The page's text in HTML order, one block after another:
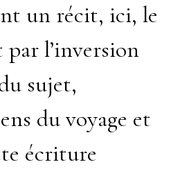
un récit, ici, le
par l’inversion
sujet,
du voyage et
écriture